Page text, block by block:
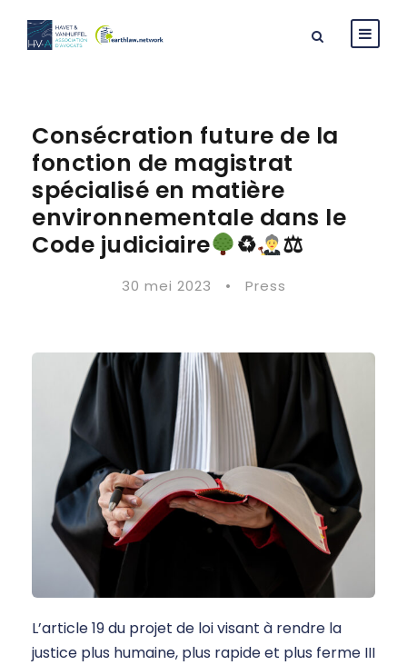
Consécration future de la
fonction de magistrat
spécialisé en matière
environnementale dans le
Code judiciaire
♻ ⚖
30 mei 2023 • Press
L’article 19 du projet de loi visant à rendre la
justice plus humaine, plus rapide et plus ferme III